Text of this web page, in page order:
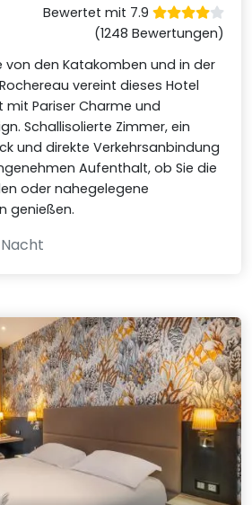
Bewertet mit 7.9
(1248 Bewertungen)
von den Katakomben und in der
vereint dieses Hotel
Pariser Charme und
Schallisolierte Zimmer, ein
und direkte Verkehrsanbindung
Aufenthalt, ob Sie die
oder nahegelegene
genießen.